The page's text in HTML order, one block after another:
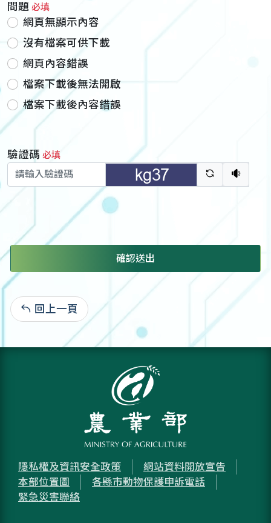
問題 必填
網頁無顯示內容
沒有檔案可供下載
網頁內容錯誤
檔案下載後無法開啟
檔案下載後內容錯誤
驗證碼 必填
驗證碼重新
聽語
確認送出
回上一頁
隱私權及資訊安全政策
網站資料開放宣告
本部位置圖
各縣市動物保護申訴電話
緊急災害聯絡